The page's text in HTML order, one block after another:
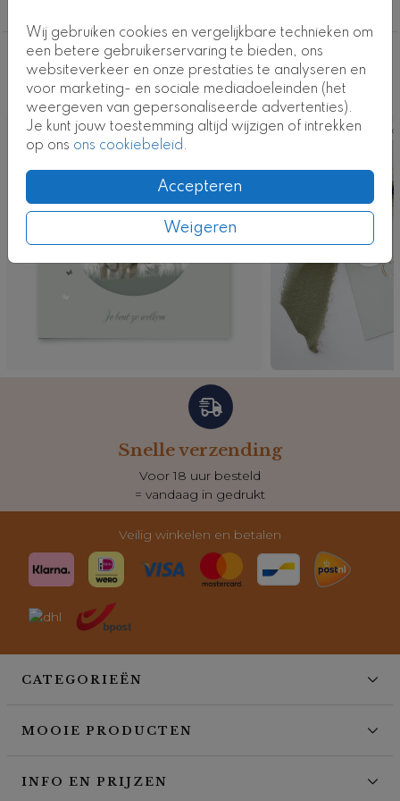
Wij gebruiken cookies en vergelijkbare technieken om
een betere gebruikerservaring te bieden, ons
websiteverkeer en onze prestaties te analyseren en
voor marketing- en sociale mediadoeleinden (het
weergeven van gepersonaliseerde advertenties).
Je kunt jouw toestemming altijd wijzigen of intrekken
op ons ons cookiebeleid.
Accepteren
Weigeren
Deze ontwerpen vind je misschien ook
leuk
Kaart
Snelle verzending
Voor 18 uur besteld
= vandaag in gedrukt
Veilig winkelen en betalen
CATEGORIEËN
MOOIE PRODUCTEN
INFO EN PRIJZEN